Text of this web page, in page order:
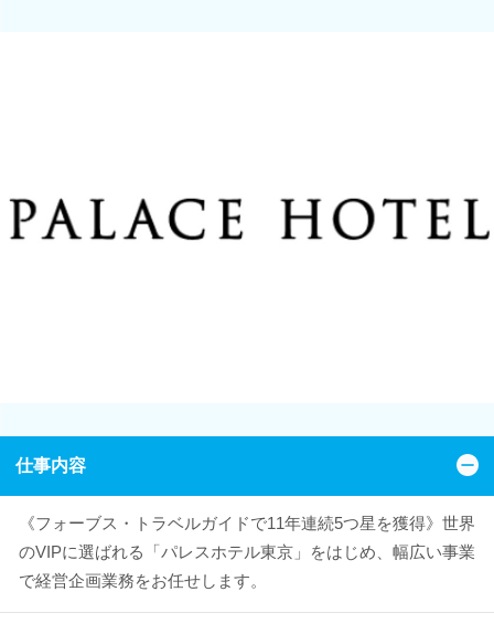
仕事内容
《フォーブス・トラベルガイドで11年連続5つ星を獲得》世界
のVIPに選ばれる「パレスホテル東京」をはじめ、幅広い事業
で経営企画業務をお任せします。